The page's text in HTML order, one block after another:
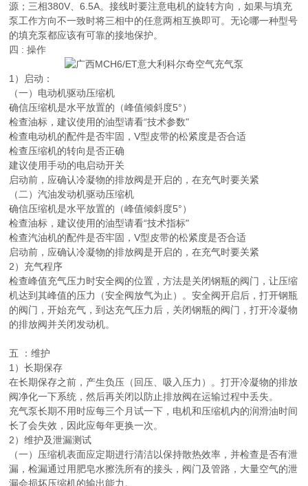
源；三相380V、6.5A。接线时要注意电机的旋转方向，如果与填充
泵工作方向不一致时将三相中的任意两相互换即可。无论哪一种型号
的填充泵都应该有可靠的接地保护。
四 : 操作
1）启动：
（一）电动机驱动压缩机
确信压缩机是水平放置的（峰值倾斜度5°）
检查油标，建议使用的油型请看“技术参数"
检查电动机的配件是否牢固，V型皮带的松紧度是否合适
检查压缩机的转向是否正确
建议使用手动的电启动开关
启动前，应确认冷凝物的排放阀是开启的，在充气时要关紧
（二）汽油发动机驱动压缩机
确信压缩机是水平放置的（峰值倾斜度5°）
检查油标，建议使用的油型请看“技术指标"
检查汽油机的配件是否牢固，V型皮带的松紧度是否合适
启动前，应确认冷凝物的排放阀是开启的，在充气时要关紧
2）充气程序
检查峰值充气压力时安全阀的位置，方法是关闭钢瓶的阀门，让压缩
机达到其峰值的压力（安全阀放气为止）。安全阀开启后，打开钢瓶
的阀门，开始充气，到达充气压力后，关闭钢瓶的阀门，打开冷凝物
的排放阀并关闭发动机。
五 ：维护
1）长期保存
在长期保存之前，产生负压（回压、吸入压力）。打开冷凝物的排放
阀净化一下系统，然后再关闭以防止排放阀在运输过程中丢失。
充气泵长期不用时应每三个月试一下，电机和压缩机内的润滑油时间
长了会失效，因此应每年更换一次。
2）维护及泄漏测试
（一）压缩机表面应定期进行清洁以保持散热效率，并检查是否有泄
漏，检漏通过用肥皂水擦洗所有的接头，阀门及管路，大量空气的泄
漏会损坏压缩机的输出能力。